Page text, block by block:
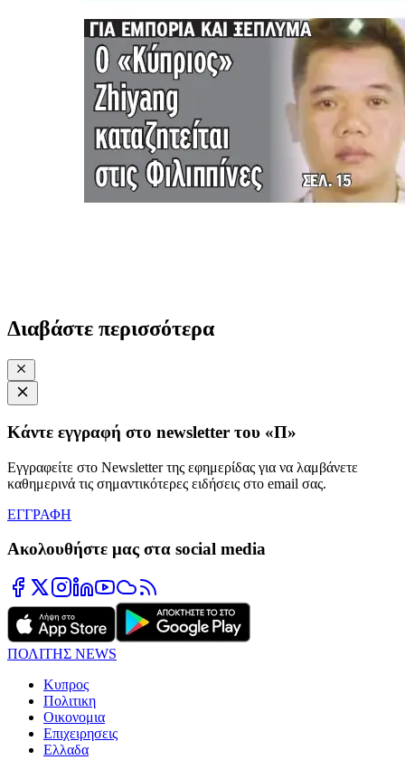
Διαβάστε περισσότερα
Κάντε εγγραφή στο newsletter του «Π»
Εγγραφείτε στο Newsletter της εφημερίδας για να λαμβάνετε
καθημερινά τις σημαντικότερες ειδήσεις στο email σας.
ΕΓΓΡΑΦΗ
Ακολουθήστε μας στα social media
ΠΟΛΙΤΗΣ NEWS
Κυπρος
Πολιτικη
Οικονομια
Επιχειρησεις
Ελλαδα